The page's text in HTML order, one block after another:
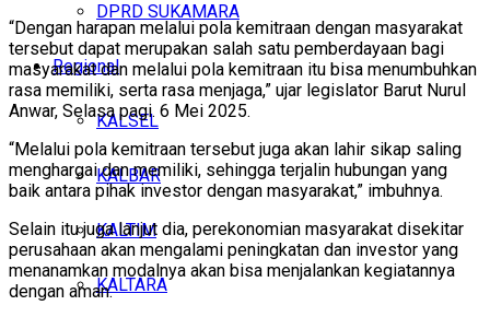
DPRD SUKAMARA
Regional
KALSEL
KALBAR
KALTIM
KALTARA
“Dengan harapan melalui pola kemitraan dengan masyarakat
tersebut dapat merupakan salah satu pemberdayaan bagi
masyarakat dan melalui pola kemitraan itu bisa menumbuhkan
rasa memiliki, serta rasa menjaga,” ujar legislator Barut Nurul
Anwar, Selasa pagi. 6 Mei 2025.
“Melalui pola kemitraan tersebut juga akan lahir sikap saling
menghargai dan memiliki, sehingga terjalin hubungan yang
baik antara pihak investor dengan masyarakat,” imbuhnya.
Selain itu juga lanjut dia, perekonomian masyarakat disekitar
perusahaan akan mengalami peningkatan dan investor yang
menanamkan modalnya akan bisa menjalankan kegiatannya
dengan aman.